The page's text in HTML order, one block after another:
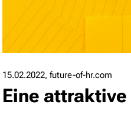
15.02.2022 future-of-hr.com
Eine attraktive